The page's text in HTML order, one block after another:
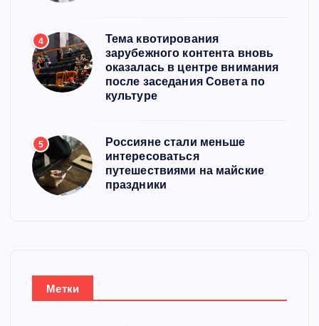
4
Тема квотирования
зарубежного контента вновь
оказалась в центре внимания
после заседания Совета по
культуре
5
Россияне стали меньше
интересоваться
путешествиями на майские
праздники
Метки